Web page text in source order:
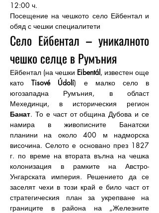
12:00 ч.
Посещение на чешкото село Ейбентал и
обяд с чешки специалитети
Село Ейбентал – уникалното
чешко селце в Румъния
Ейбентал (на чешки Eibentál, известен още
като Tisové Údolí) е малко село в
югозападна Румъния, в област
Банат. То е част от община Дубова и се
намира в живописните Банатски
планини на около 400 м надморска
височина. Селото е основано през 1827
г. по време на втората вълна на чешка
колонизация в рамките на Австро-
Унгарската империя. Решението да се
заселят чехи в този край е било част от
стратегическия план за укрепване на
границите в района на „Железните